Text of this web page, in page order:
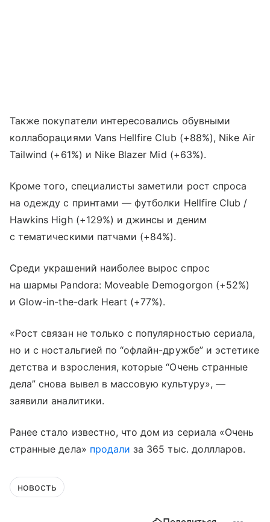
Также покупатели интересовались обувными
коллаборациями Vans Hellfire Club (+88%), Nike Air
Tailwind (+61%) и Nike Blazer Mid (+63%).
Кроме того, специалисты заметили рост спроса
на одежду с принтами — футболки Hellfire Club /
Hawkins High (+129%) и джинсы и деним
с тематическими патчами (+84%).
Среди украшений наиболее вырос спрос
на шармы Pandora: Moveable Demogorgon (+52%)
и Glow-in-the-dark Heart (+77%).
«Рост связан не только с популярностью сериала,
но и с ностальгией по “офлайн-дружбе” и эстетике
детства и взросления, которые “Очень странные
дела” снова вывел в массовую культуру», —
заявили аналитики.
Ранее стало известно, что дом из сериала «Очень
странные дела» продали за 365 тыс. доллларов.
новость